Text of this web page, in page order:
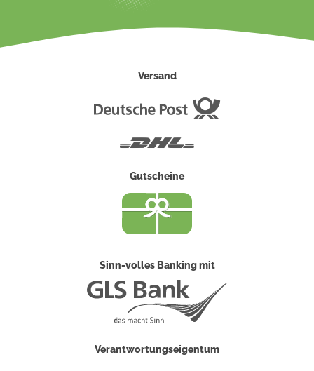
Versand
Gutscheine
Sinn-volles Banking mit
Verantwortungseigentum